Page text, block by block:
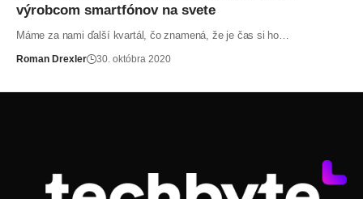
výrobcom smartfónov na svete
Máme za nami ďalší kvartál, čo znamená, že je čas si ho…
Roman Drexler 30. októbra 2020